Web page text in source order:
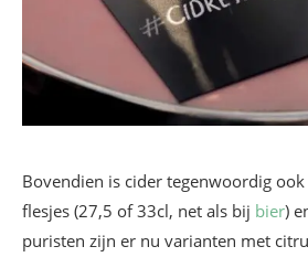
Bovendien is cider tegenwoordig
flesjes (27,5 of 33cl, net als bij bier)
puristen zijn er nu varianten met